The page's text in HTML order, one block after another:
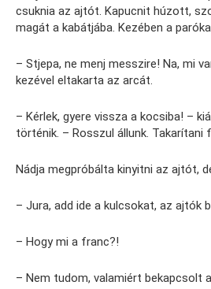
csuknia az ajtót. Kapucnit húzott,
magát a kabátjába. Kezében a
– Stjepa, ne menj messzire! Na, mi
kezével eltakarta az arcát.
– Kérlek, gyere vissza a kocsiba! –
történik. – Rosszul állunk. Takarítani
Nádja megpróbálta kinyitni az ajtót,
– Jura, add ide a kulcsokat, az ajtók
– Hogy mi a franc?!
– Nem tudom, valamiért bekapcsolt